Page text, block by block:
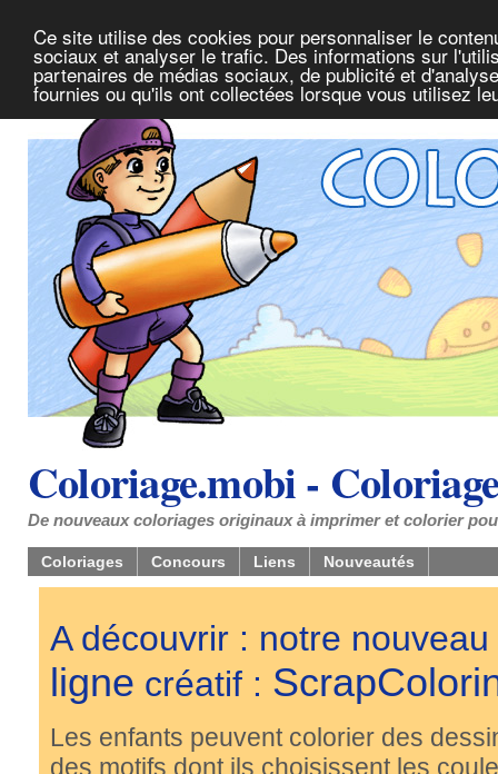
Ce site utilise des cookies pour personnaliser le
sociaux et analyser le trafic. Des informations sur
partenaires de médias sociaux, de publicité et
fournies ou qu'ils ont collectées lorsque vous utilisez
Coloriage.mobi -
De nouveaux coloriages originaux à imprimer et colorier
Coloriages Concours Liens Nouveautés
A découvrir : notre
ligne créatif :
Les enfants peuvent colorier des
des motifs dont ils choisissent les